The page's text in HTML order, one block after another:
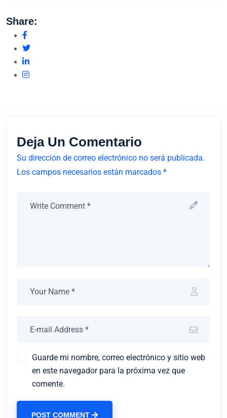
Share:
Deja Un Comentario
Su dirección de correo electrónico no será publicada.
Los campos necesarios están marcados *
Guarde mi nombre, correo electrónico y sitio web
en este navegador para la próxima vez que
comente.
POST COMMENT